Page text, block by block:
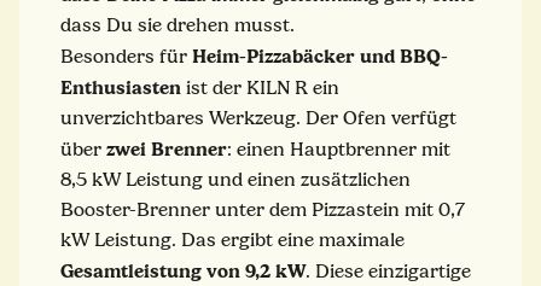
dass Du sie drehen musst.
Besonders für Heim-Pizzabäcker und BBQ-
Enthusiasten ist der KILN R ein
unverzichtbares Werkzeug. Der Ofen verfügt
über zwei Brenner: einen Hauptbrenner mit
8,5 kW Leistung und einen zusätzlichen
Booster-Brenner unter dem Pizzastein mit 0,7
kW Leistung. Das ergibt eine maximale
Gesamtleistung von 9,2 kW. Diese einzigartige